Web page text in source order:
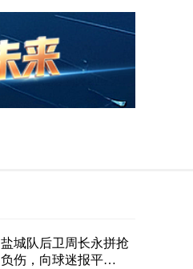
盐城队后卫周长永拼抢
负伤，向球迷报平